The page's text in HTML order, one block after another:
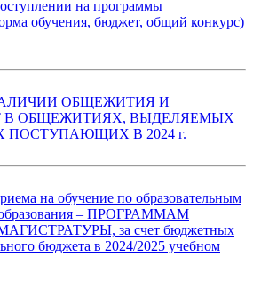
на программы
обучения, бюджет, общий конкурс)
ОБЩЕЖИТИЯ И
В ОБЩЕЖИТИЯХ, ВЫДЕЛЯЕМЫХ
В 2024 г.
на обучение по образовательным
образования – ПРОГРАММАМ
за счет бюджетных
бюджета в 2024/2025 учебном